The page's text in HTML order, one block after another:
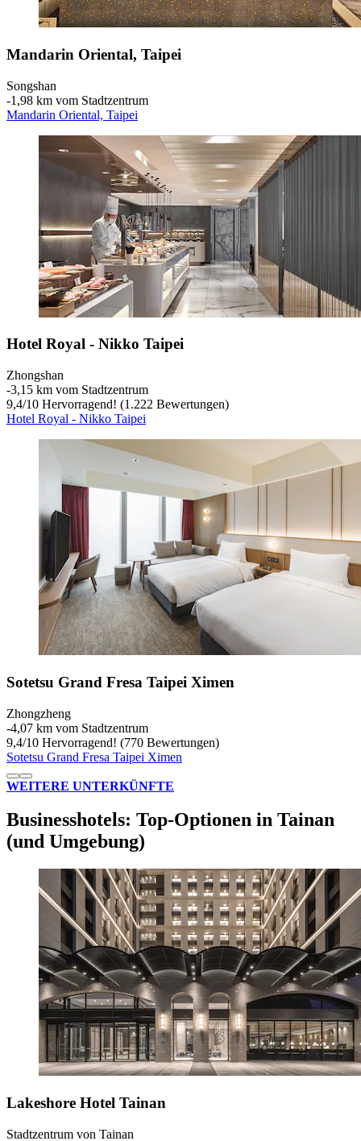
Mandarin Oriental, Taipei
Songshan
‐1,98 km vom Stadtzentrum
Mandarin Oriental, Taipei
Hotel Royal - Nikko Taipei
Zhongshan
‐3,15 km vom Stadtzentrum
9,4/10 Hervorragend! (1.222 Bewertungen)
Hotel Royal - Nikko Taipei
Sotetsu Grand Fresa Taipei Ximen
Zhongzheng
‐4,07 km vom Stadtzentrum
9,4/10 Hervorragend! (770 Bewertungen)
Sotetsu Grand Fresa Taipei Ximen
WEITERE UNTERKÜNFTE
Businesshotels: Top-Optionen in Tainan
(und Umgebung)
Lakeshore Hotel Tainan
Stadtzentrum von Tainan